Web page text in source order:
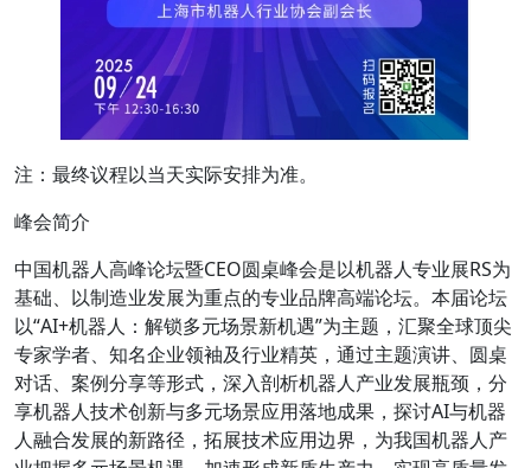
注：最终议程以当天实际安排为准。
峰会简介
中国机器人高峰论坛暨CEO圆桌峰会是以机器人专业展RS为
基础、以制造业发展为重点的专业品牌高端论坛。本届论坛
以“AI+机器人：解锁多元场景新机遇”为主题，汇聚全球顶尖
专家学者、知名企业领袖及行业精英，通过主题演讲、圆桌
对话、案例分享等形式，深入剖析机器人产业发展瓶颈，分
享机器人技术创新与多元场景应用落地成果，探讨AI与机器
人融合发展的新路径，拓展技术应用边界，为我国机器人产